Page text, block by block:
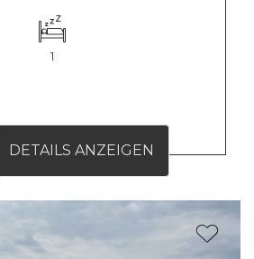
1
DETAILS ANZEIGEN